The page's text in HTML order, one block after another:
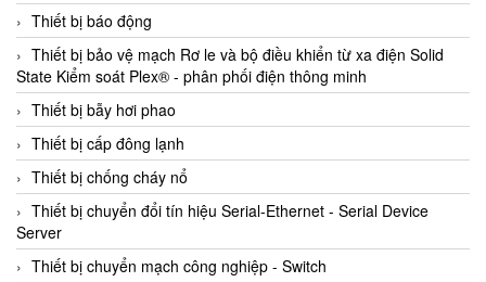
Thiết bị báo động
Thiết bị bảo vệ mạch Rơ le và bộ điều khiển từ xa điện Solid
State Kiểm soát Plex® - phân phối điện thông minh
Thiết bị bẫy hơi phao
Thiết bị cấp đông lạnh
Thiết bị chống cháy nổ
Thiết bị chuyển đổi tín hiệu Serial-Ethernet - Serial Device
Server
Thiết bị chuyển mạch công nghiệp - Switch